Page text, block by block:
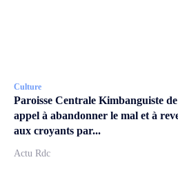
Culture
Paroisse Centrale Kimbanguiste
appel à abandonner le mal et à
aux croyants par...
Actu Rdc